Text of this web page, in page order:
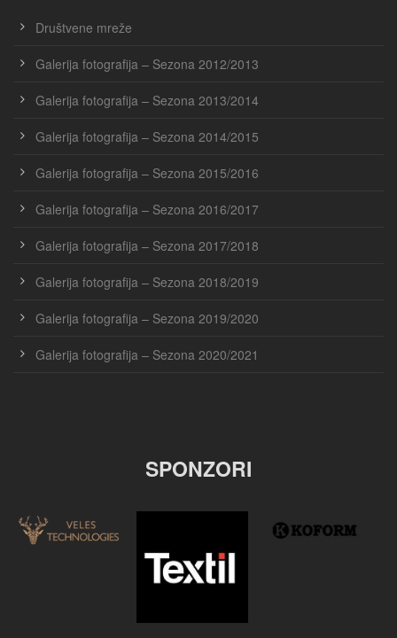
Društvene mreže
Galerija fotografija – Sezona 2012/2013
Galerija fotografija – Sezona 2013/2014
Galerija fotografija – Sezona 2014/2015
Galerija fotografija – Sezona 2015/2016
Galerija fotografija – Sezona 2016/2017
Galerija fotografija – Sezona 2017/2018
Galerija fotografija – Sezona 2018/2019
Galerija fotografija – Sezona 2019/2020
Galerija fotografija – Sezona 2020/2021
SPONZORI